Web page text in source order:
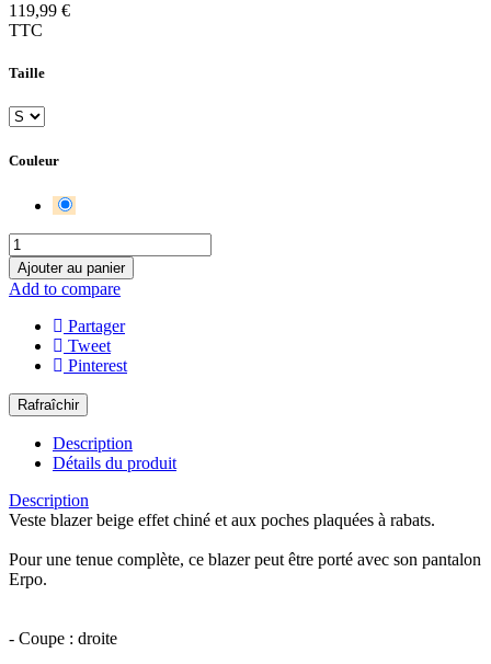
119,99 €
TTC
Taille
Couleur
BEIGE
Ajouter au panier
Add to compare
Partager
Tweet
Pinterest
Description
Détails du produit
Description
Veste blazer beige effet chiné et aux poches plaquées à rabats.
Pour une tenue complète, ce blazer peut être porté avec son pantalon
Erpo.
- Coupe : droite